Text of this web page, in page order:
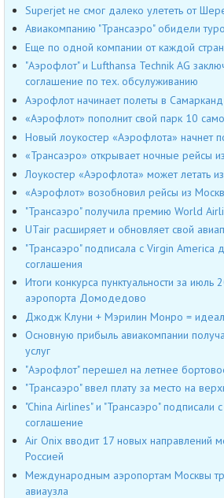
Superjet не смог далеко улететь от
Авиакомпанию "Трансаэро" обидели
Еще по одной компании от каждой
"Аэрофлот" и Lufthansa Technik AG
соглашение по тех. обсулуживанию
Аэрофлот начинает полеты в Самарканд
«Аэрофлот» пополнит свой парк 10
Новый лоукостер «Аэрофлота» начнет
«Трансаэро» открывает ночные рейсы
Лоукостер «Аэрофлота» может летать
«Аэрофлот» возобновил рейсы из
"Трансаэро" получила премию World
UTair расширяет и обновляет свой
"Трансаэро" подписала с Virgin America
соглашения
Итоги конкурса пунктуальности за июль
аэропорта Домодедово
Джодж Клуни + Мэрилин Монро =
Основную прибыль авиакомпании
услуг
"Аэрофлот" перешел на летнее
"Трансаэро" ввел плату за место на
"China Airlines" и "Трансаэро" подписали
соглашение
Air Onix вводит 17 новых направлений
Россией
Международным аэропортам Москвы
авиаузла